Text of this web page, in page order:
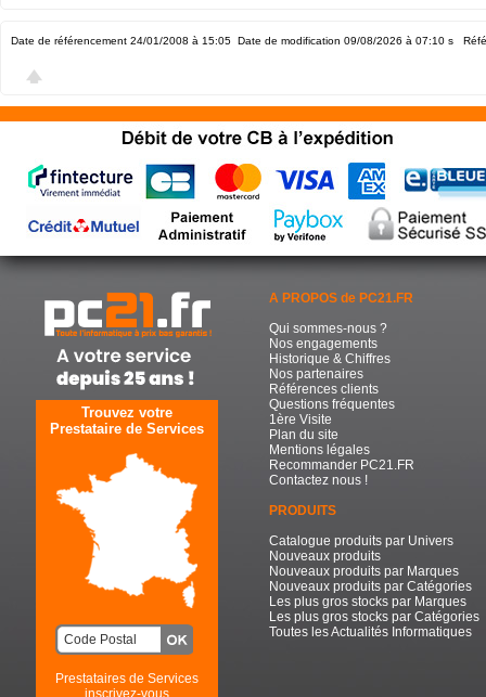
Date de référencement 24/01/2008 à 15:05 Date de modification 09/08/2026 à 07:10 s
Trouvez votre
Prestataire de Services
Prestataires de Services
inscrivez-vous
A PROPOS de PC21.FR
Qui sommes-nous ?
Nos engagements
Historique & Chiffres
Nos partenaires
Références clients
Questions fréquentes
1ère Visite
Plan du site
Mentions légales
Recommander PC21.FR
Contactez nous !
PRODUITS
Catalogue produits par Univers
Nouveaux produits
Nouveaux produits par Marques
Nouveaux produits par Catégories
Les plus gros stocks par Marques
Les plus gros stocks par Catégories
Toutes les Actualités Informatiques